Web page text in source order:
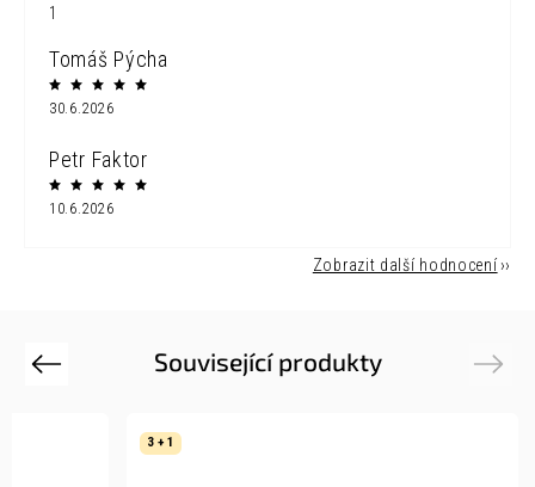
1
Tomáš Pýcha
30.6.2026
Petr Faktor
10.6.2026
Zobrazit další hodnocení
Související produkty
Previous
3 + 1
Next